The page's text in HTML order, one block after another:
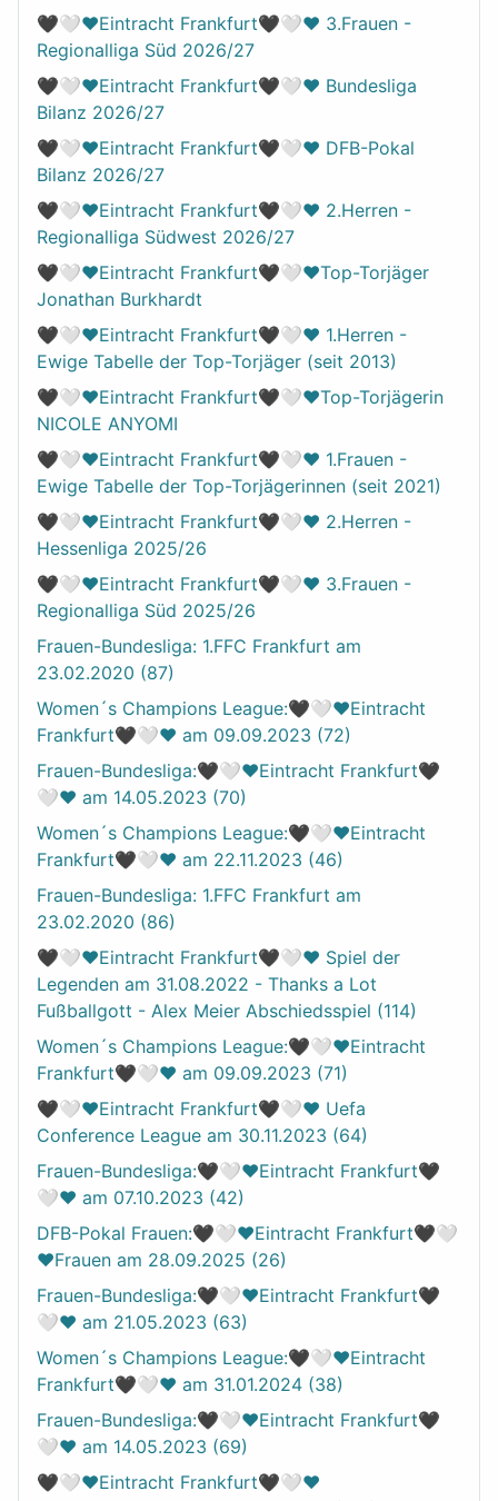
🖤🤍❤️Eintracht Frankfurt🖤🤍❤️ 3.Frauen -
Regionalliga Süd 2026/27
🖤🤍❤️Eintracht Frankfurt🖤🤍❤️ Bundesliga
Bilanz 2026/27
🖤🤍❤️Eintracht Frankfurt🖤🤍❤️ DFB-Pokal
Bilanz 2026/27
🖤🤍❤️Eintracht Frankfurt🖤🤍❤️ 2.Herren -
Regionalliga Südwest 2026/27
🖤🤍❤️Eintracht Frankfurt🖤🤍❤️Top-Torjäger
Jonathan Burkhardt
🖤🤍❤️Eintracht Frankfurt🖤🤍❤️ 1.Herren -
Ewige Tabelle der Top-Torjäger (seit 2013)
🖤🤍❤️Eintracht Frankfurt🖤🤍❤️Top-Torjägerin
NICOLE ANYOMI
🖤🤍❤️Eintracht Frankfurt🖤🤍❤️ 1.Frauen -
Ewige Tabelle der Top-Torjägerinnen (seit 2021)
🖤🤍❤️Eintracht Frankfurt🖤🤍❤️ 2.Herren -
Hessenliga 2025/26
🖤🤍❤️Eintracht Frankfurt🖤🤍❤️ 3.Frauen -
Regionalliga Süd 2025/26
Frauen-Bundesliga: 1.FFC Frankfurt am
23.02.2020 (87)
Women´s Champions League:🖤🤍❤️Eintracht
Frankfurt🖤🤍❤️ am 09.09.2023 (72)
Frauen-Bundesliga:🖤🤍❤️Eintracht Frankfurt🖤
🤍❤️ am 14.05.2023 (70)
Women´s Champions League:🖤🤍❤️Eintracht
Frankfurt🖤🤍❤️ am 22.11.2023 (46)
Frauen-Bundesliga: 1.FFC Frankfurt am
23.02.2020 (86)
🖤🤍❤️Eintracht Frankfurt🖤🤍❤️ Spiel der
Legenden am 31.08.2022 - Thanks a Lot
Fußballgott - Alex Meier Abschiedsspiel (114)
Women´s Champions League:🖤🤍❤️Eintracht
Frankfurt🖤🤍❤️ am 09.09.2023 (71)
🖤🤍❤️Eintracht Frankfurt🖤🤍❤️ Uefa
Conference League am 30.11.2023 (64)
Frauen-Bundesliga:🖤🤍❤️Eintracht Frankfurt🖤
🤍❤️ am 07.10.2023 (42)
DFB-Pokal Frauen:🖤🤍❤️Eintracht Frankfurt🖤🤍
❤️Frauen am 28.09.2025 (26)
Frauen-Bundesliga:🖤🤍❤️Eintracht Frankfurt🖤
🤍❤️ am 21.05.2023 (63)
Women´s Champions League:🖤🤍❤️Eintracht
Frankfurt🖤🤍❤️ am 31.01.2024 (38)
Frauen-Bundesliga:🖤🤍❤️Eintracht Frankfurt🖤
🤍❤️ am 14.05.2023 (69)
🖤🤍❤️Eintracht Frankfurt🖤🤍❤️